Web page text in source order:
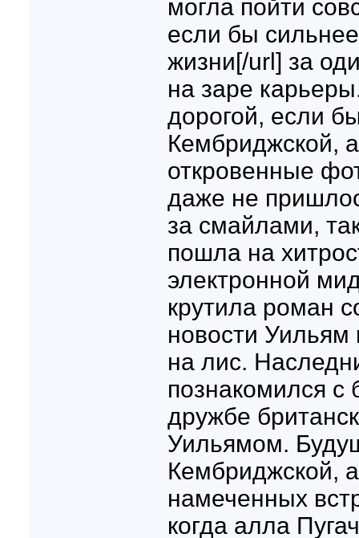
могла пойти
если бы
жизни[/url] за
на заре
дорогой, если
Кембриджской,
откровенные
даже не
за смайлами,
пошла на
электронной
крутила роман
новости Уильям
на лис.
познакомился
дружбе
Уильямом.
Кембриджской,
намеченных
когда алла